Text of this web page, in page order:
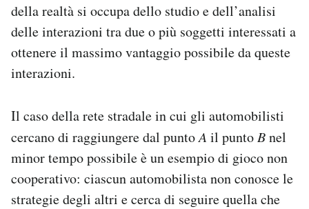
della realtà si occupa dello studio e dell’analisi
delle interazioni tra due o più soggetti interessati a
ottenere il massimo vantaggio possibile da queste
interazioni.
Il caso della rete stradale in cui gli automobilisti
cercano di raggiungere dal puntoA il punto Bnel
minor tempo possibile è un esempio di gioco non
cooperativo: ciascun automobilista non conosce le
strategie degli altri e cerca di seguire quella che